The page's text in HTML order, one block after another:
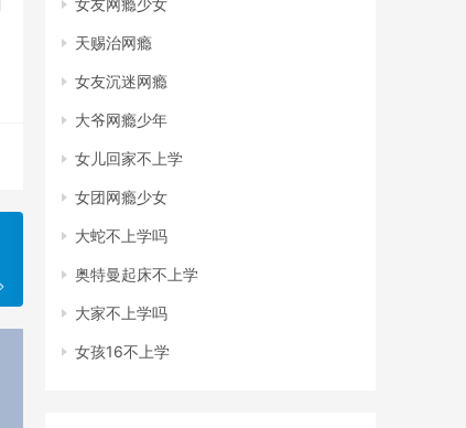
女友网瘾少女
天赐治网瘾
女友沉迷网瘾
大爷网瘾少年
女儿回家不上学
女团网瘾少女
大蛇不上学吗
奥特曼起床不上学
大家不上学吗
女孩16不上学